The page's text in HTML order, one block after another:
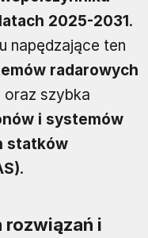
2025-2031.
napędzające ten
radarowych
oraz szybka
i systemów
statków
.
rozwiązań i